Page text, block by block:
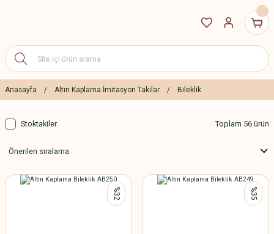
Anasayfa Altın Kaplama İmitasyon Takılar Bileklik
Stoktakiler Toplam 56 ürün
%32 %35